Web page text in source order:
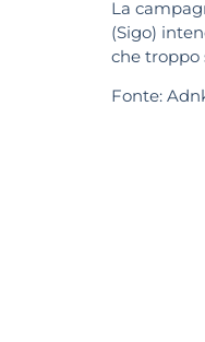
La
(Sigo)
che troppo
Fonte: